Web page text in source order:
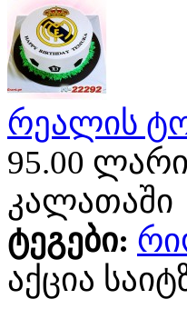
რეალის
95.00 ლარი
კალათაში
ტეგები:
აქცია